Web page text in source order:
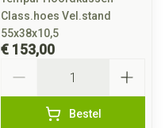
Class.hoes Vel.stand
55x38x10,5
€ 153,00
Bestel